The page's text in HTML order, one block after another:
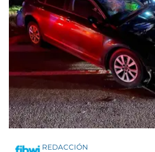
REDACCIÓN